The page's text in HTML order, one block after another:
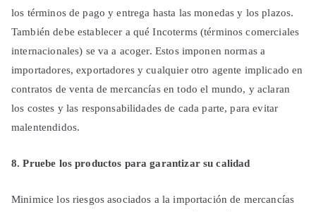
los términos de pago y entrega hasta las monedas y los plazos.
También debe establecer a qué Incoterms (términos comerciales
internacionales) se va a acoger. Estos imponen normas a
importadores, exportadores y cualquier otro agente implicado en
contratos de venta de mercancías en todo el mundo, y aclaran
los costes y las responsabilidades de cada parte, para evitar
malentendidos.
8. Pruebe los productos para garantizar su calidad
Minimice los riesgos asociados a la importación de mercancías